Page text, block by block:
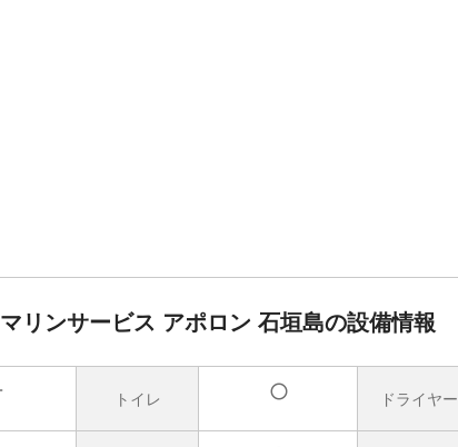
マリンサービス アポロン 石垣島の設備情報
トイレ ドライヤー